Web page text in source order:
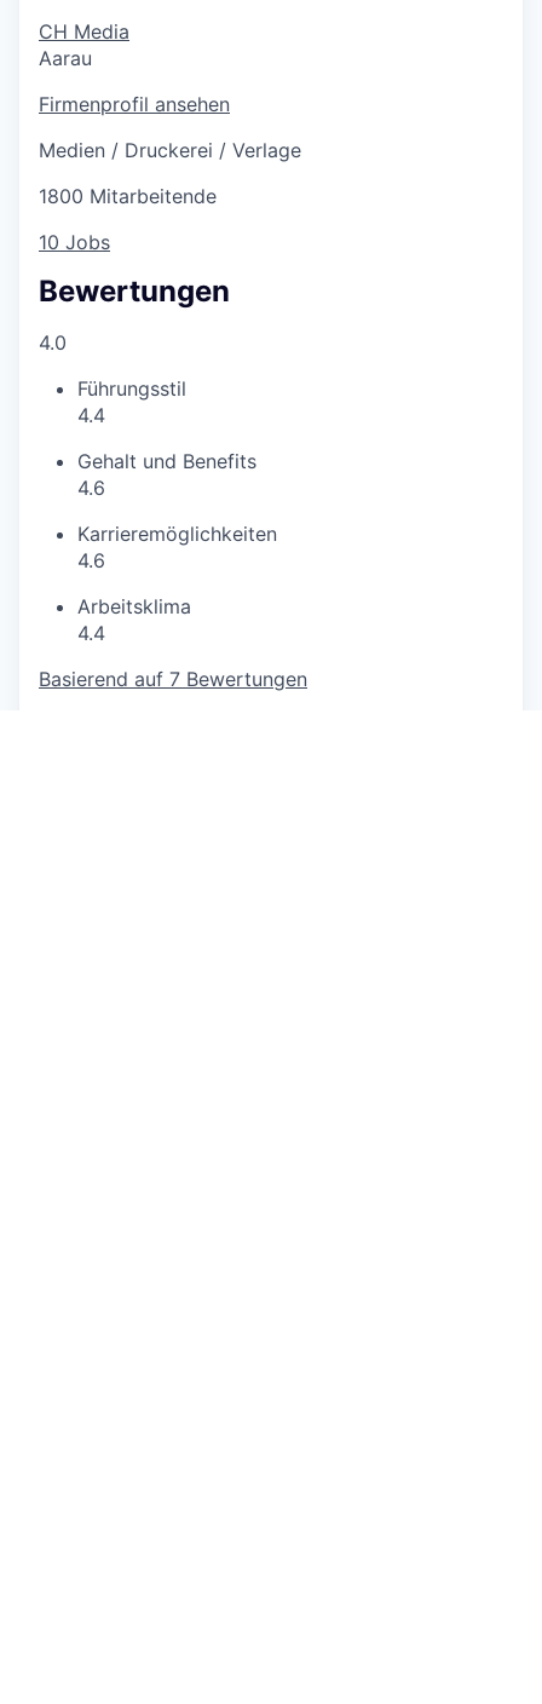
CH Media
Aarau
Firmenprofil ansehen
Medien / Druckerei / Verlage
1800 Mitarbeitende
10 Jobs
Bewertungen
4.0
Führungsstil
4.4
Gehalt und Benefits
4.6
Karrieremöglichkeiten
4.6
Arbeitsklima
4.4
Basierend auf 7 Bewertungen